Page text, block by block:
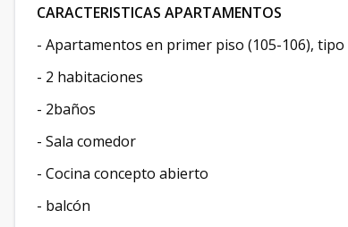
CARACTERISTICAS APARTAMENTOS
- Apartamentos en primer piso (105-106),
- 2 habitaciones
- 2baños
- Sala comedor
- Cocina concepto abierto
- balcón